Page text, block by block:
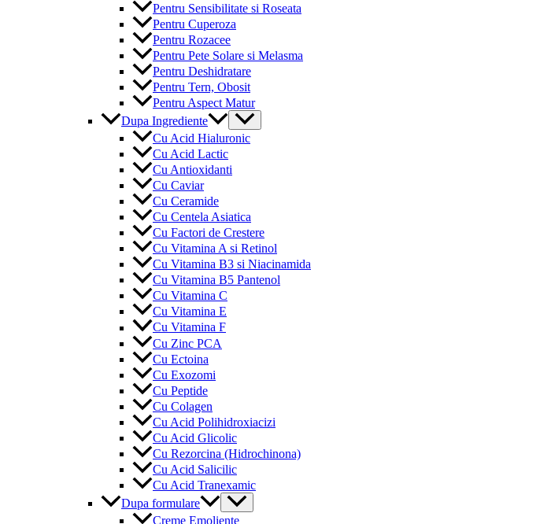
Pentru Sensibilitate si Roseata
Pentru Cuperoza
Pentru Rozacee
Pentru Pete Solare si Melasma
Pentru Deshidratare
Pentru Tern, Obosit
Pentru Aspect Matur
Dupa Ingrediente
Menu
Toggle
Cu Acid Hialuronic
Cu Acid Lactic
Cu Antioxidanti
Cu Caviar
Cu Ceramide
Cu Centela Asiatica
Cu Factori de Crestere
Cu Vitamina A si Retinol
Cu Vitamina B3 si Niacinamida
Cu Vitamina B5 Pantenol
Cu Vitamina C
Cu Vitamina E
Cu Vitamina F
Cu Zinc PCA
Cu Ectoina
Cu Exozomi
Cu Peptide
Cu Colagen
Cu Acid Polihidroxiacizi
Cu Acid Glicolic
Cu Rezorcina (Hidrochinona)
Cu Acid Salicilic
Cu Acid Tranexamic
Dupa formulare
Menu
Toggle
Creme Emoliente